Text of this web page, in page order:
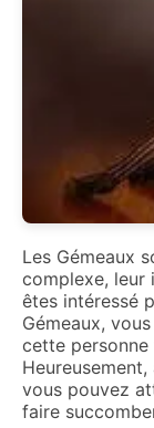
Les Gémeaux
complexe, leur
êtes intéressé
Gémeaux,
cette personne
vous pouvez
faire